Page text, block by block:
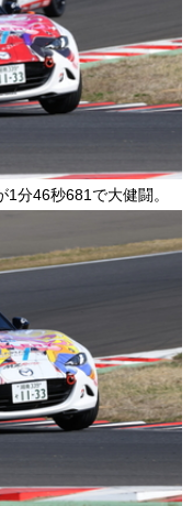
1分46秒681 で大健闘。